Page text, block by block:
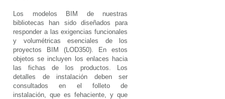
Los modelos BIM de nuestras
bibliotecas han sido diseñados para
responder a las exigencias funcionales
y volumétricas esenciales de los
proyectos BIM (LOD350). En estos
objetos se incluyen los enlaces hacia
las fichas de los productos. Los
detalles de instalación deben ser
consultados en el folleto de
instalación, que es fehaciente, y que